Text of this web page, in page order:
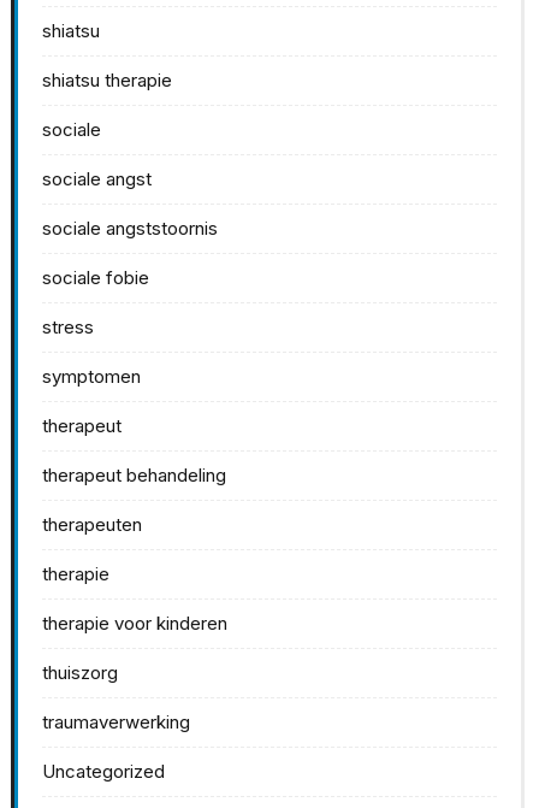
shiatsu
shiatsu therapie
sociale
sociale angst
sociale angststoornis
sociale fobie
stress
symptomen
therapeut
therapeut behandeling
therapeuten
therapie
therapie voor kinderen
thuiszorg
traumaverwerking
Uncategorized